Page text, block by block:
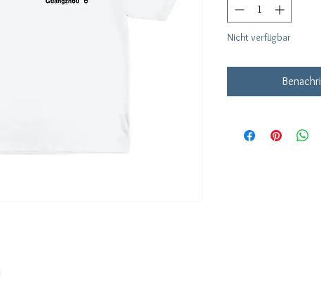
Nicht verfügbar